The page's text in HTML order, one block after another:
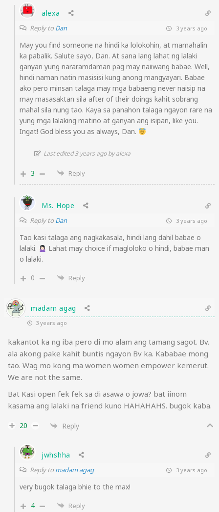
alexa
Reply to Dan 3 years ago
May you find someone na hindi ka lolokohin, at mamahalin
ka pabalik. Salute sayo, Dan. At sana lang lahat ng lalaki
ganyan yung nararamdaman pag may naiiwang babae. Well,
hindi naman natin masisisi kung anong mangyayari. Babae
ako pero minsan talaga may mga babaeng never naisip na
may masasaktan sila after of their doings kahit sobrang
mahal sila nung tao. Kaya sa panahon talaga ngayon rare na
yung mga lalaking matino at ganyan ang isipan, like you.
Ingat! God bless you as always, Dan.
Last edited 3 years ago by alexa
3 Reply
Ms. Hope
Reply to Dan 3 years ago
Tao kasi talaga ang nagkakasala, hindi lang dahil babae o
lalaki.
Lahat may choice if magloloko o hindi, babae man
o lalaki.
0
Reply
madam agag
3 years ago
kakantot ka ng iba pero di mo alam ang tamang sagot. Bv.
ala akong pake kahit buntis ngayon Bv ka. Kababae mong
tao. Wag mo kong ma women women empower kemerut.
We are not the same.
Bat Kasi open fek fek sa di asawa o jowa? bat iinom
kasama ang lalaki na friend kuno HAHAHAHS. bugok kaba.
20 Reply
jwhshha
Reply to madam agag 3 years ago
very bugok talaga bhie to the max!
4
Reply